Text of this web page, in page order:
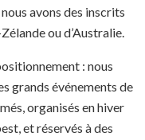
avons des inscrits
ou d’Australie.
: nous
grands événements de
organisés en hiver
et réservés à des